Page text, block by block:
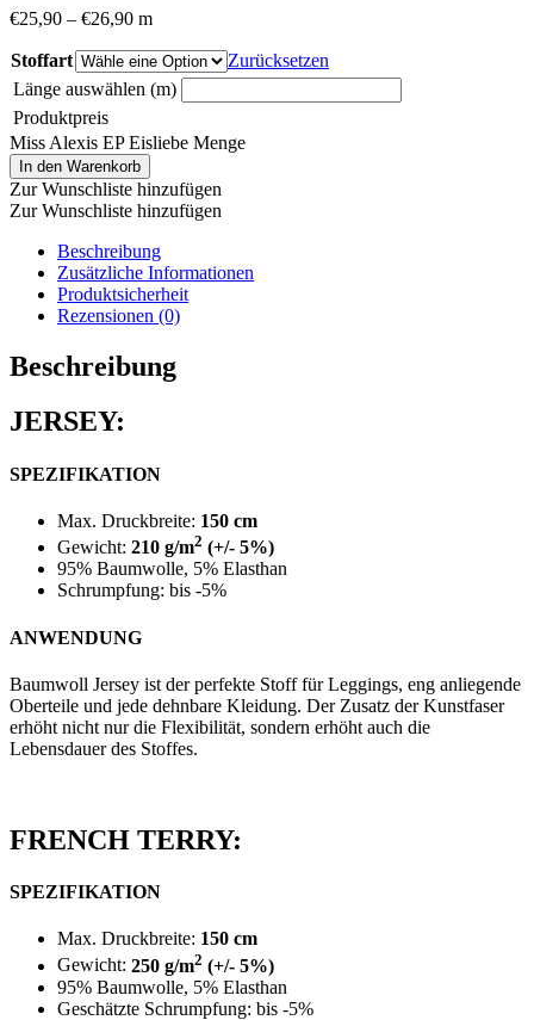
€25,90 – €26,90 m
Stoffart
Zurücksetzen
Länge auswählen (m)
Produktpreis
Miss Alexis EP Eisliebe Menge
In den Warenkorb
Zur Wunschliste hinzufügen
Zur Wunschliste hinzufügen
Beschreibung
Zusätzliche Informationen
Produktsicherheit
Rezensionen (0)
Beschreibung
JERSEY:
SPEZIFIKATION
Max. Druckbreite: 150 cm
Gewicht: 210 g/m2 (+/- 5%)
95% Baumwolle, 5% Elasthan
Schrumpfung: bis -5%
ANWENDUNG
Baumwoll Jersey ist der perfekte Stoff für Leggings, eng anliegende
Oberteile und jede dehnbare Kleidung. Der Zusatz der Kunstfaser
erhöht nicht nur die Flexibilität, sondern erhöht auch die
Lebensdauer des Stoffes.
FRENCH TERRY:
SPEZIFIKATION
Max. Druckbreite: 150 cm
Gewicht: 250 g/m2 (+/- 5%)
95% Baumwolle, 5% Elasthan
Geschätzte Schrumpfung: bis -5%